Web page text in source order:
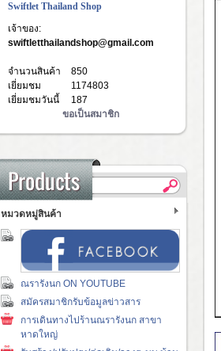
Swiftlet Thailand Shop
เจ้าของ:
swiftletthailandshop@gmail.com
จำนวนสินค้า
850
เยี่ยมชม
1174803
เยี่ยมชมวันนี้
187
ขอเป็นสมาชิก
หมวดหมู่สินค้า
ณรารังนก ON YOUTUBE
สมัครสมาชิกรับข้อมูลข่าวสาร
การเดินทางไปร้านณรารังนก สาขา
หาดใหญ่